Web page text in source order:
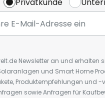
Newsletter an und
und Smart Home
Produktempfehlungen und
sowie Anfragen für